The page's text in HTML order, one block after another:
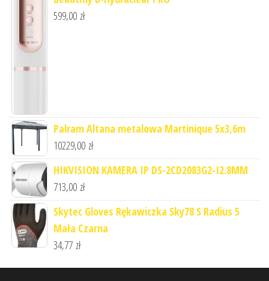
599,00 zł
Palram Altana metalowa Martinique 5x3,6m
10229,00 zł
HIKVISION KAMERA IP DS-2CD2083G2-I2.8MM
713,00 zł
Skytec Gloves Rękawiczka Sky78 S Radius 5
Mała Czarna
34,77 zł